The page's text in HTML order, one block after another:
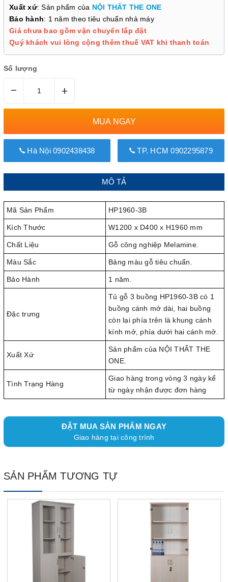
Xuất xứ: Sản phẩm của NỘI THẤT THE ONE
Bảo hành: 1 năm theo tiêu chuẩn nhà máy
Giá chưa bao gồm vận chuyển lắp đặt
Quý khách vui lòng cộng thêm thuế VAT khi thanh toán
Số lượng
– +
MUA NGAY
Hà Nội 0902438438 TP. HCM 0902295879
MÔ TẢ
Mã Sản Phẩm HP1960-3B
Kích Thước W1200 x D400 x H1960 mm
Chất Liệu Gỗ công nghiệp Melamine.
Màu Sắc Bảng màu gỗ tiêu chuẩn.
Bảo Hành 1 năm.
Đặc trưng
Tủ gỗ 3 buồng HP1960-3B có 1
buồng cánh mở dài, hai buồng
còn lại phía trên là khung cánh
kính mở, phía dưới hai cánh mở.
Xuất Xứ
Sản phẩm của NỘI THẤT THE
ONE.
Tình Trạng Hàng
Giao hàng trong vòng 3 ngày kể
từ ngày nhận được đơn hàng
ĐẶT MUA SẢN PHẨM NGAY
Giao hàng tại công trình
SẢN PHẨM TƯƠNG TỰ